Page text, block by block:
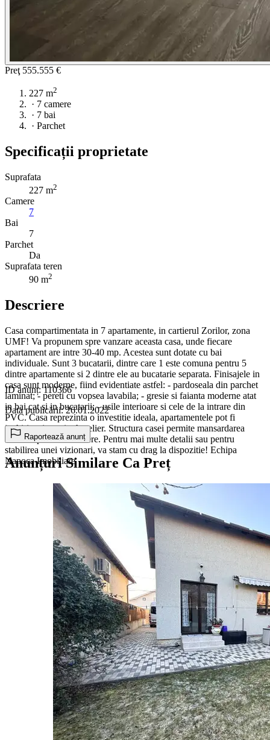
Preţ 555.555 €
227 m2
· 7 camere
· 7 bai
· Parchet
Specificații proprietate
Suprafata
227 m2
Camere
7
Bai
7
Parchet
Da
Suprafata teren
90 m2
Descriere
Casa compartimentata in 7 apartamente, in cartierul Zorilor, zona
UMF! Va propunem spre vanzare aceasta casa, unde fiecare
apartament are intre 30-40 mp. Acestea sunt dotate cu bai
individuale. Sunt 3 bucatarii, dintre care 1 este comuna pentru 5
dintre apartamente si 2 dintre ele au bucatarie separata. Finisajele in
casa sunt moderne, fiind evidentiate astfel: - pardoseala din parchet
laminat; - pereti cu vopsea lavabila; - gresie si faianta moderne atat
in bai cat si in bucatarii; - usile interioare si cele de la intrare din
PVC. Casa reprezinta o investitie ideala, apartamentele pot fi
inchiriate in regim hotelier. Structura casei permite mansardarea
acesteia pentru extindere. Pentru mai multe detalii sau pentru
stabilirea unei vizionari, va stam cu drag la dispozitie! Echipa
Napoca Imobiliare
ID anunț: 110366
Data publicării: 26.01.2022
Raportează anunț
Anunțuri Similare Ca Preț